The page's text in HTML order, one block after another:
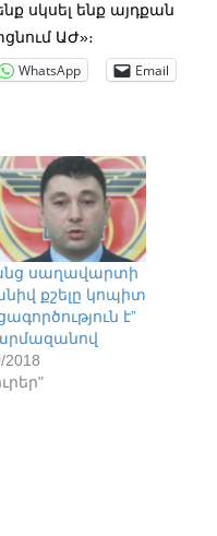
սկսել ենք այդքան
ԱԺ»։
WhatsApp
Email
սաղավարտի
քշելը կոպիտ
է”
2018